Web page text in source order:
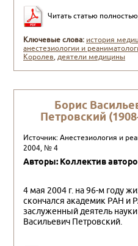
Читать статью
Ключевые слова: история
анестезиологии и
Королев,деятели медицины
Борис
Петровский
Источник: Анестезиология и
2004, № 4
Авторы: Коллектив
4 мая 2004 г. на 96-м году
скончался академик РАН и
заслуженный деятель
Васильевич Пет­ровский.